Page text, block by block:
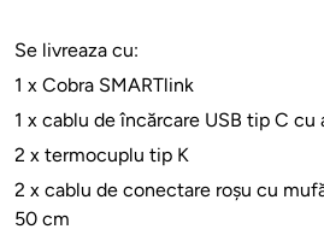
Se livreaza cu:
1 x Cobra SMARTlink
1 x cablu de încărcare USB tip C
2 x termocuplu tip K
2 x cablu de conectare roșu cu
50 cm